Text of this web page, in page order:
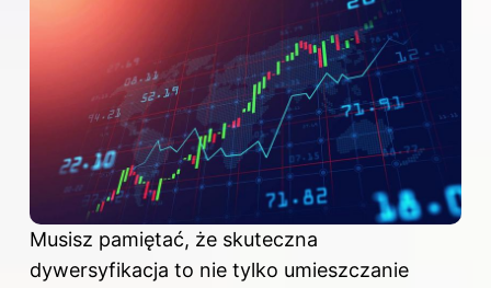
Musisz pamiętać, że skuteczna
dywersyfikacja to nie tylko umieszczanie